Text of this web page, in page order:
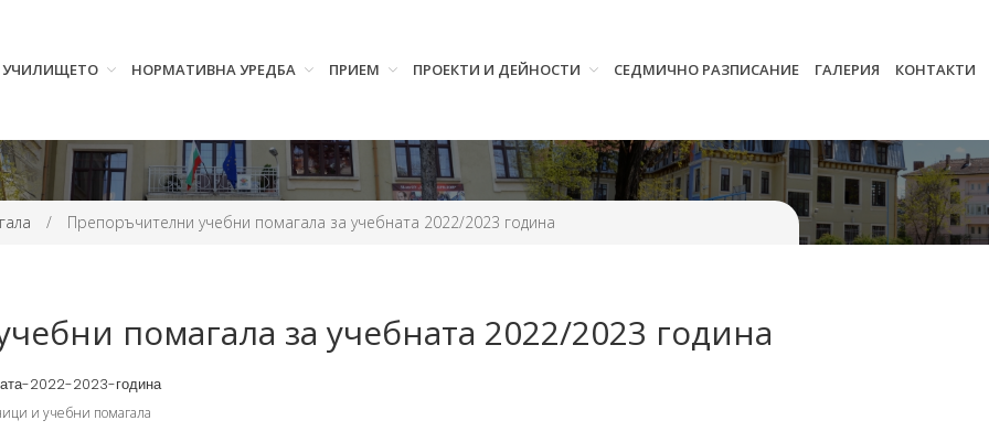
Начало
Нормативна уредба
Прием
Проекти и дейности
Контакти
УЧИЛИЩЕТО НОРМАТИВНА УРЕДБА ПРИЕМ ПРОЕКТИ И ДЕЙНОСТИ СЕДМИЧНО РАЗПИСАНИЕ ГАЛЕРИЯ КОНТАКТИ
/ Препоръчителни учебни помагала за учебната 2022/2023 година
помагала за учебната 2022/2023 година
2022-2023-година
и учебни помагала